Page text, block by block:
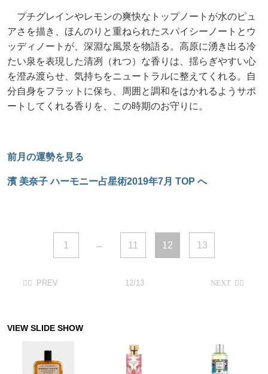
プチグレインやレモンの爽快なトップノートが水のピュ
アさを描き、ほんのりと重ねられたスパイシーノートとウ
ッディノートが、深淵な風景を物語る。高原に湧き出る冷
たい泉を表現した清冽（れつ）な香りは、揺らぎやすい心
を澄み渡らせ、気持ちをニュートラルに整えてくれる。自
分自身をフラットに保ち、周囲と調和をはかれるようサポ
ートしてくれる香りを、この時期のお守りに。
前月の運勢を見る
濱 美奈子 ハーモニー占星術2019年7月 TOP へ
1 11 12 13
12/13